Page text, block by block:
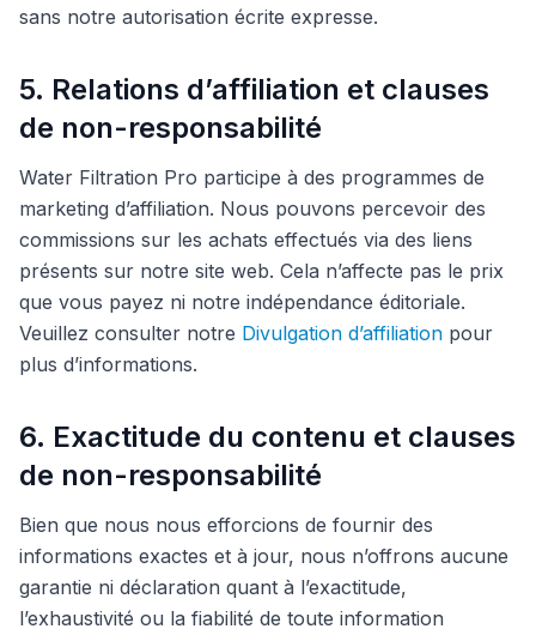
sans notre autorisation écrite expresse.
5. Relations d’affiliation et clauses
de non-responsabilité
Water Filtration Pro participe à des programmes de
marketing d’affiliation. Nous pouvons percevoir des
commissions sur les achats effectués via des liens
présents sur notre site web. Cela n’affecte pas le prix
que vous payez ni notre indépendance éditoriale.
Veuillez consulter notre Divulgation d’affiliation pour
plus d’informations.
6. Exactitude du contenu et clauses
de non-responsabilité
Bien que nous nous efforcions de fournir des
informations exactes et à jour, nous n’offrons aucune
garantie ni déclaration quant à l’exactitude,
l’exhaustivité ou la fiabilité de toute information